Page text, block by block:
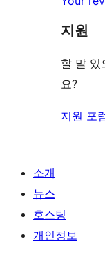
지원
할 말 있
요?
지원 포
소개
뉴스
호스팅
개인정보